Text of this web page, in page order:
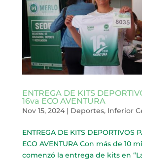
ENTREGA DE KITS
16va ECO AVENTURA
Nov 15, 2024| Deportes, Inferior
ENTREGA DE KITS DEPORTIVOS
ECO AVENTURA Con más de 10
comenzó la entrega de kits en